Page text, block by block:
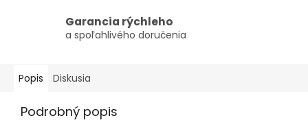
Garancia rýchleho
a spoľahlivého doručenia
Popis Diskusia
Podrobný popis